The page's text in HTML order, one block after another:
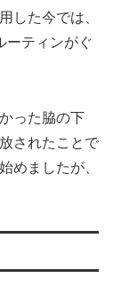
した今では、
ーティンがぐ
った脇の下
されたことで
めましたが、